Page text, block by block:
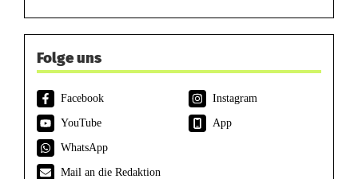
Folge uns
Facebook
Instagram
YouTube
App
WhatsApp
Mail an die Redaktion